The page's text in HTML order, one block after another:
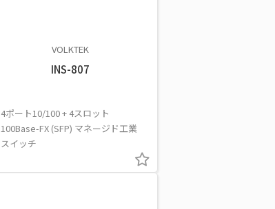
VOLKTEK
INS-807
4ポート10/100 + 4スロット
100Base-FX (SFP) マネージド工業
スイッチ